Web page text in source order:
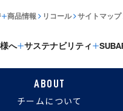
へ サステナビリティ
商品情報 リコール サイトマップ
ABOUT
チームについて